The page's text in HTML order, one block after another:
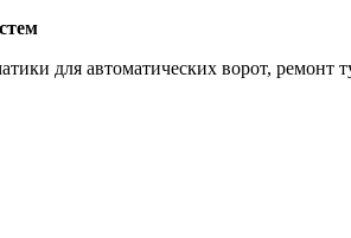
для автоматических ворот, ремонт